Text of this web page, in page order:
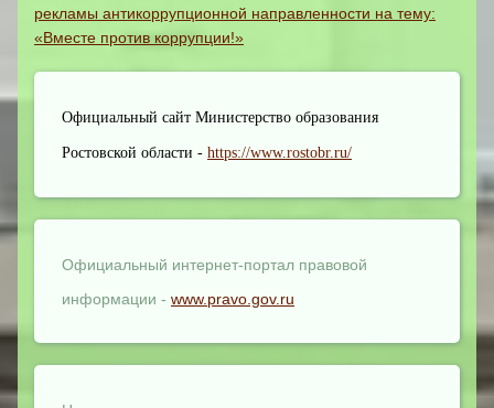
рекламы антикоррупционной направленности на тему:
«Вместе против коррупции!»
Официальный сайт Министерство образования
Ростовской области - https://www.rostobr.ru/
Официальный интернет-портал правовой
информации - www.pravo.gov.ru